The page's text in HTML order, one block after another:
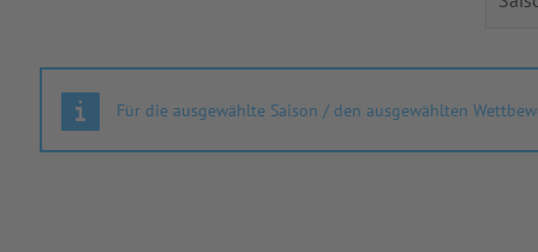
Für die ausgewählte Saison / den ausgewählten